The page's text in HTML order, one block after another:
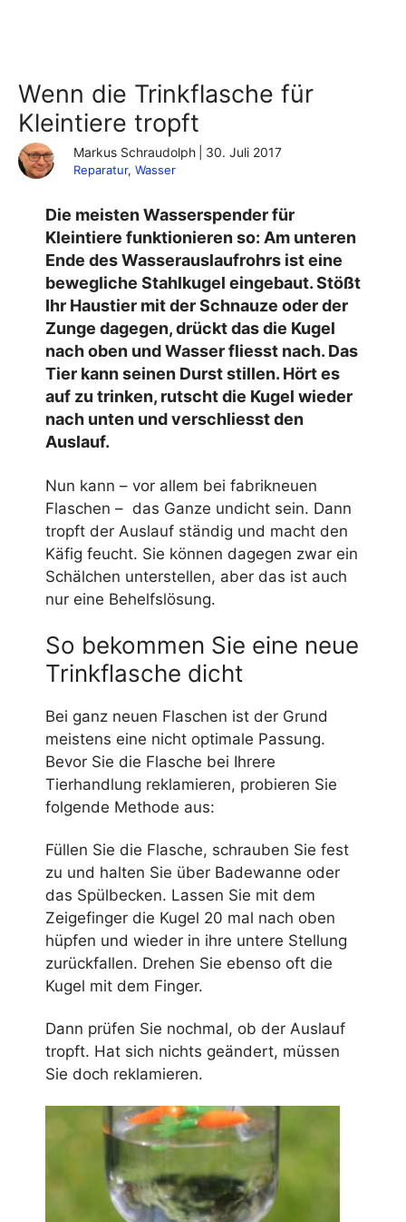
Wenn die Trinkflasche für
Kleintiere tropft
Markus Schraudolph 30. Juli 2017
Reparatur, Wasser
Die meisten Wasserspender für
Kleintiere funktionieren so: Am unteren
Ende des Wasserauslaufrohrs ist eine
bewegliche Stahlkugel eingebaut. Stößt
Ihr Haustier mit der Schnauze oder der
Zunge dagegen, drückt das die Kugel
nach oben und Wasser fliesst nach. Das
Tier kann seinen Durst stillen. Hört es
auf zu trinken, rutscht die Kugel wieder
nach unten und verschliesst den
Auslauf.
Nun kann – vor allem bei fabrikneuen
Flaschen – das Ganze undicht sein. Dann
tropft der Auslauf ständig und macht den
Käfig feucht. Sie können dagegen zwar ein
Schälchen unterstellen, aber das ist auch
nur eine Behelfslösung.
So bekommen Sie eine neue
Trinkflasche dicht
Bei ganz neuen Flaschen ist der Grund
meistens eine nicht optimale Passung.
Bevor Sie die Flasche bei Ihrere
Tierhandlung reklamieren, probieren Sie
folgende Methode aus:
Füllen Sie die Flasche, schrauben Sie fest
zu und halten Sie über Badewanne oder
das Spülbecken. Lassen Sie mit dem
Zeigefinger die Kugel 20 mal nach oben
hüpfen und wieder in ihre untere Stellung
zurückfallen. Drehen Sie ebenso oft die
Kugel mit dem Finger.
Dann prüfen Sie nochmal, ob der Auslauf
tropft. Hat sich nichts geändert, müssen
Sie doch reklamieren.